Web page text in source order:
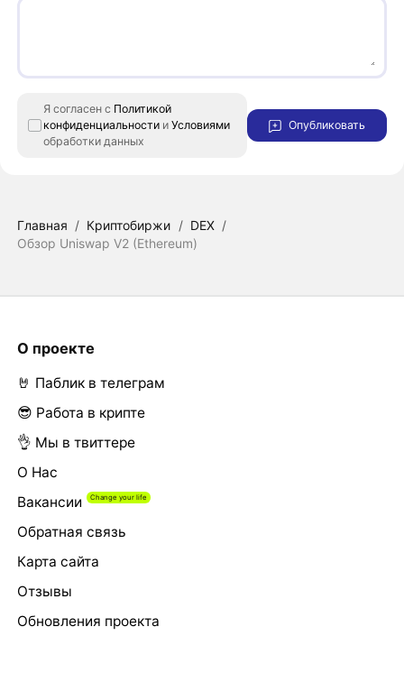
Я согласен с Политикой
конфиденциальности иУсловиями
обработки данных
Опубликовать
Главная / Криптобиржи / DEX /
Обзор Uniswap V2 (Ethereum)
О проекте
🤘 Паблик в телеграм
😎 Работа в крипте
👌 Мы в твиттере
О Нас
Вакансии
Обратная связь
Карта сайта
Отзывы
Обновления проекта